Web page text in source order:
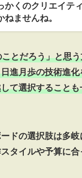
かくのクリエイテ
ねませんね。
とだろう」と思
進月歩の技術進
て選択すること
ドの選択肢は多
タイルや予算に